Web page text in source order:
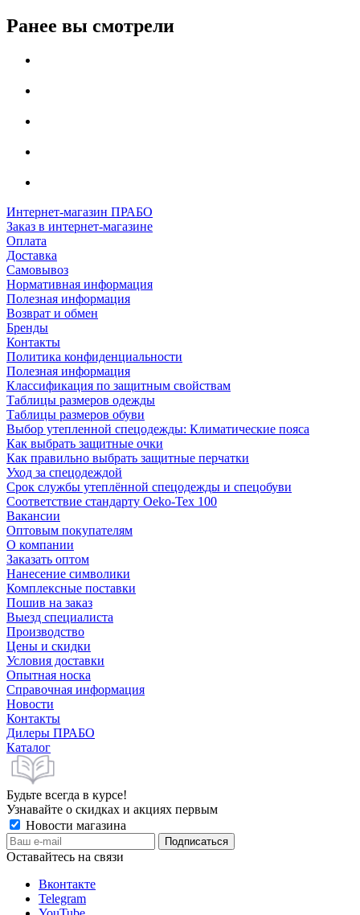
Ранее вы смотрели
Интернет-магазин ПРАБО
Заказ в интернет-магазине
Оплата
Доставка
Самовывоз
Нормативная информация
Полезная информация
Возврат и обмен
Бренды
Контакты
Политика конфиденциальности
Полезная информация
Классификация по защитным свойствам
Таблицы размеров одежды
Таблицы размеров обуви
Выбор утепленной спецодежды: Климатические пояса
Как выбрать защитные очки
Как правильно выбрать защитные перчатки
Уход за спецодеждой
Срок службы утеплённой спецодежды и спецобуви
Соответствие стандарту Oeko-Tex 100
Вакансии
Оптовым покупателям
О компании
Заказать оптом
Нанесение символики
Комплексные поставки
Пошив на заказ
Выезд специалиста
Производство
Цены и скидки
Условия доставки
Опытная носка
Справочная информация
Новости
Контакты
Дилеры ПРАБО
Каталог
Будьте всегда в курсе!
Узнавайте о скидках и акциях первым
Новости магазина
Оставайтесь на связи
Вконтакте
Telegram